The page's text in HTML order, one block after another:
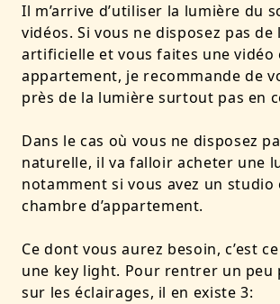
Il m’arrive d’utiliser la lumière du
vidéos. Si vous ne disposez pas de
artificielle et vous faites une vidéo
appartement, je recommande de
près de la lumière surtout pas en
Dans le cas où vous ne disposez
naturelle, il va falloir acheter une
notamment si vous avez un studio
chambre d’appartement.
Ce dont vous aurez besoin, c’est
une key light. Pour rentrer un peu
sur les éclairages, il en existe 3: